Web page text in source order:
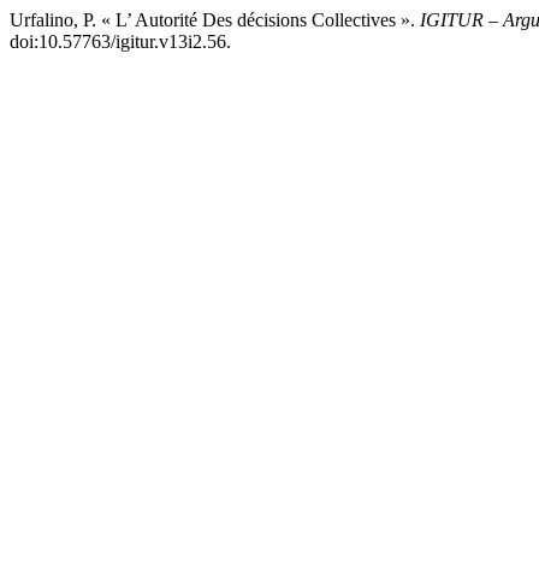
Urfalino, P. « L’ Autorité Des décisions Collectives ». IGITUR –
doi:10.57763/igitur.v13i2.56.